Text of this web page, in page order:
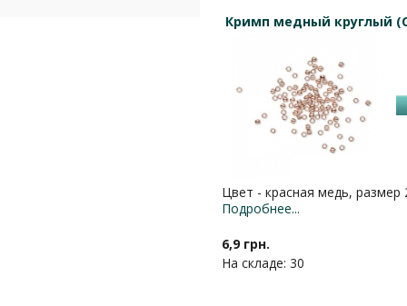
Кримп медный круглый
Цвет - красная медь, размер
Подробнее...
6,9 грн.
На складе: 30